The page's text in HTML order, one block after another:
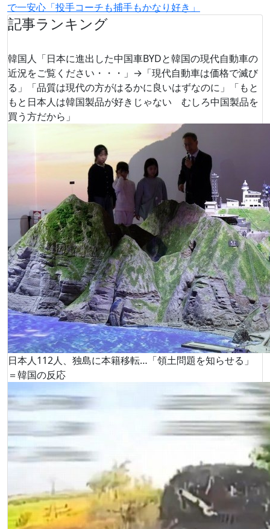
で一安心「投手コーチも捕手もかなり好き」
記事ランキング
韓国人「日本に進出した中国車BYDと韓国の現代自動車の
近況をご覧ください・・・」→「現代自動車は価格で滅び
る」「品質は現代の方がはるかに良いはずなのに」「もと
もと日本人は韓国製品が好きじゃない むしろ中国製品を
買う方だから」
日本人112人、独島に本籍移転…「領土問題を知らせる」
＝韓国の反応